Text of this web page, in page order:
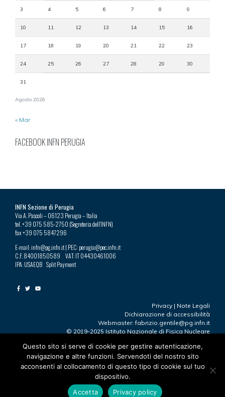
Agosto 2026
3 4 5 6 7 8 9
10 11 12 13 14 15 16
17 18 19 20 21 22 23
24 25 26 27 28 29 30
31
« Mar
FACEBOOK INFN PERUGIA
INFN Sezione di Perugia
Via A. Pascoli – 06123 Perugia – Italia
tel. +39 075 585-2750 (Segreteria dell’INFN)
fax +39 075 5847296
E-mail: infn@pg.infn.it | PEC: perugia@pec.infn.it
C.F. 84001850589 VAT: IT 04430461006
IPA: USAEQB Split Payment
Privacy | Note Legali
Dichiarazione di accessibilità
Webmaster: fabrizio.gentile@pg.infn.it
© 2019-2025 Istituto Nazionale di Fisica Nucleare
Ultima modifica 23.09.2025
“Perugia” byhttps://www.facebook.com/robertotaddeofoto28
is licensed under
L’immagine è stata ridimensionata e ritagliata
Questo sito si serve di cookie per gestire autenticazione,
navigazione e altre funzioni. Servendoti del nostro sito
acconsenti al collocamento di questo tipo di cookie sul tuo
dispositivo.
Accetta
Privacy policy